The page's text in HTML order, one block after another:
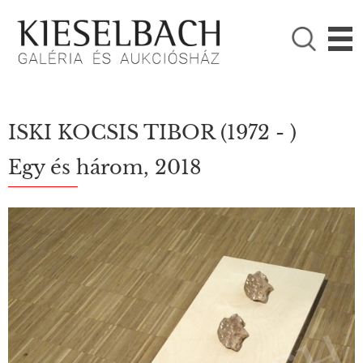

KÉRJÜK VÁLASSZON!
Festmények
ISKI KOCSIS TIBOR (1972 - )
Egy és három, 2018